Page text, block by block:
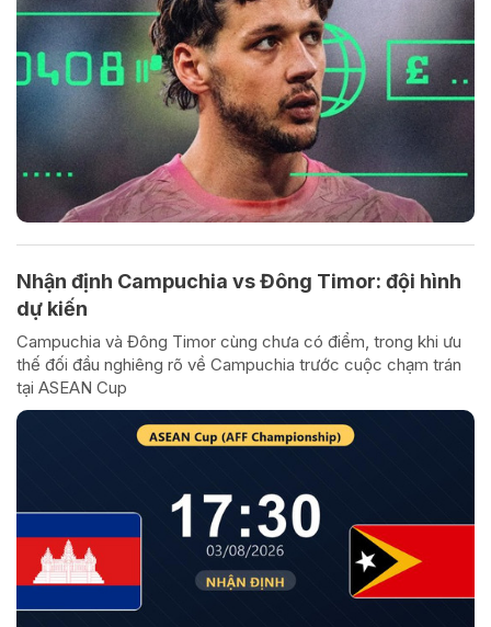
Nhận định Campuchia vs Đông Timor: đội hình
dự kiến
Campuchia và Đông Timor cùng chưa có điểm, trong khi ưu
thế đối đầu nghiêng rõ về Campuchia trước cuộc chạm trán
tại ASEAN Cup